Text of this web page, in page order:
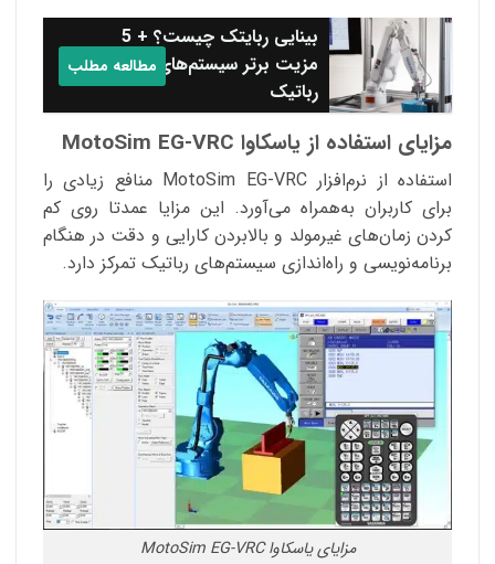
بینایی ربایتک چیست؟ + 5
مزیت برتر سیستم‌های بینایی
رباتیک
مطالعه مطلب
مزایای استفاده از یاسکاوا MotoSim EG-VRC
استفاده از نرم‌افزار MotoSim EG-VRC منافع زیادی را
برای کاربران به‌همراه می‌آورد. این مزایا عمدتا روی کم
کردن زمان‌های غیرمولد و بالابردن کارایی و دقت در هنگام
برنامه‌نویسی و راه‌اندازی سیستم‌های رباتیک تمرکز دارد.
مزایای یاسکاوا MotoSim EG-VRC